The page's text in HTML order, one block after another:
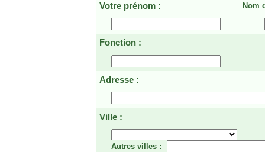
Votre prénom : Nom
Fonction :
Adresse :
Ville :
Autres villes :